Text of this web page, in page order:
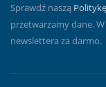
Sprawdź naszą
przetwarzamy dane.
newslettera za darmo.